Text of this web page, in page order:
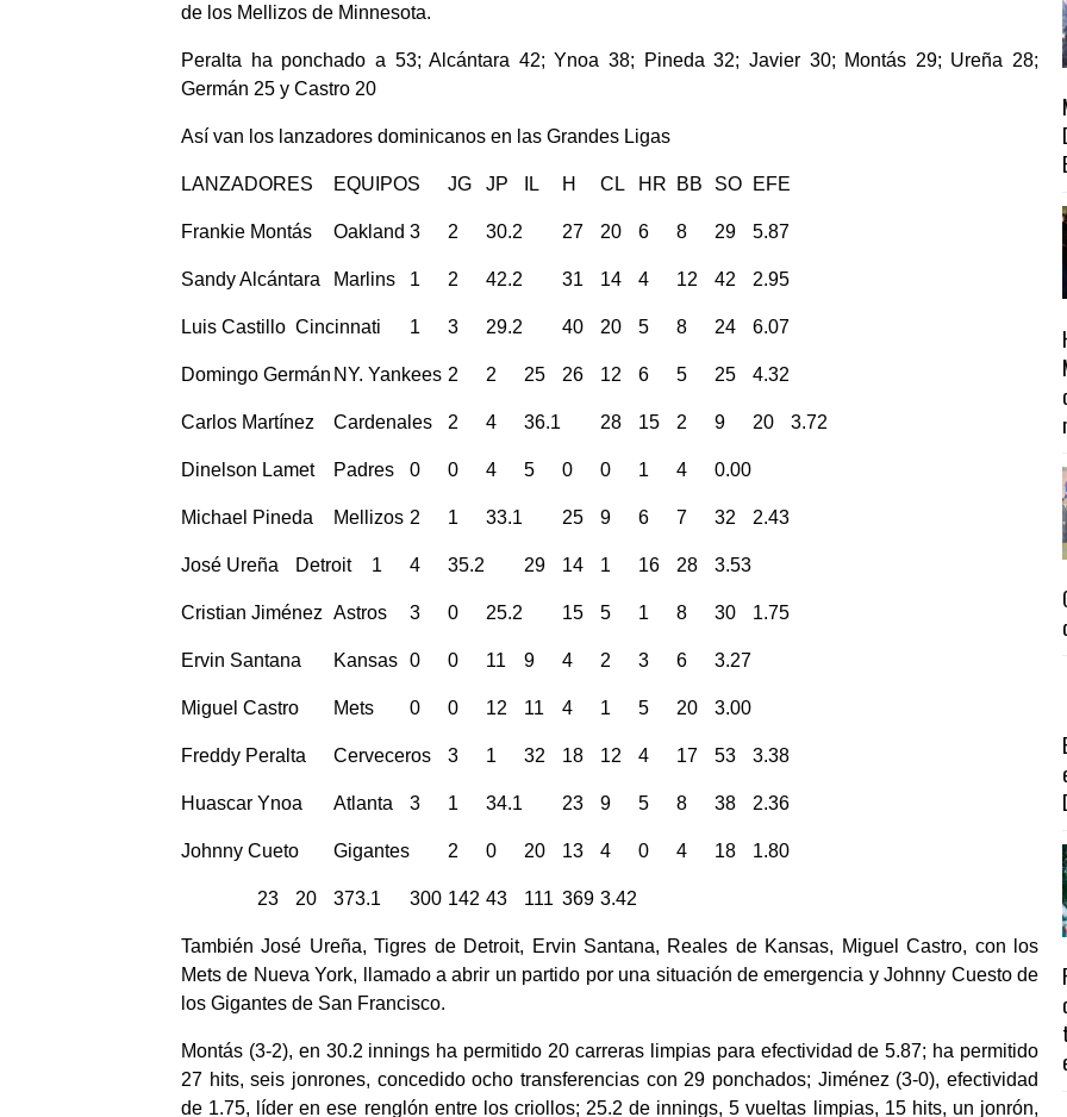
de los Mellizos de Minnesota.
Peralta ha ponchado a 53; Alcántara 42; Ynoa 38; Pineda 32; Javier 30; Montás 29; Ureña 28;
Germán 25 y Castro 20
Así van los lanzadores dominicanos en las Grandes Ligas
LANZADORES EQUIPOS JG JP IL H CL HR BB SO EFE
Frankie Montás Oakland 3 2 30.2 27 20 6 8 29 5.87
Sandy Alcántara Marlins 1 2 42.2 31 14 4 12 42 2.95
Luis Castillo Cincinnati 1 3 29.2 40 20 5 8 24 6.07
Domingo Germán NY. Yankees 2 2 25 26 12 6 5 25 4.32
Carlos Martínez Cardenales 2 4 36.1 28 15 2 9 20 3.72
Dinelson Lamet Padres 0 0 4 5 0 0 1 4 0.00
Michael Pineda Mellizos 2 1 33.1 25 9 6 7 32 2.43
José Ureña Detroit 1 4 35.2 29 14 1 16 28 3.53
Cristian Jiménez Astros 3 0 25.2 15 5 1 8 30 1.75
Ervin Santana Kansas 0 0 11 9 4 2 3 6 3.27
Miguel Castro Mets 0 0 12 11 4 1 5 20 3.00
Freddy Peralta Cerveceros 3 1 32 18 12 4 17 53 3.38
Huascar Ynoa Atlanta 3 1 34.1 23 9 5 8 38 2.36
Johnny Cueto Gigantes 2 0 20 13 4 0 4 18 1.80
23 20 373.1 300 142 43 111 369 3.42
También José Ureña, Tigres de Detroit, Ervin Santana, Reales de Kansas, Miguel Castro, con los
Mets de Nueva York, llamado a abrir un partido por una situación de emergencia y Johnny Cuesto de
los Gigantes de San Francisco.
Montás (3-2), en 30.2 innings ha permitido 20 carreras limpias para efectividad de 5.87; ha permitido
27 hits, seis jonrones, concedido ocho transferencias con 29 ponchados; Jiménez (3-0), efectividad
de 1.75, líder en ese renglón entre los criollos; 25.2 de innings, 5 vueltas limpias, 15 hits, un jonrón,